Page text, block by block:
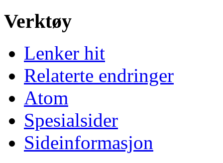
Verktøy
Lenker hit
Relaterte endringer
Atom
Spesialsider
Sideinformasjon